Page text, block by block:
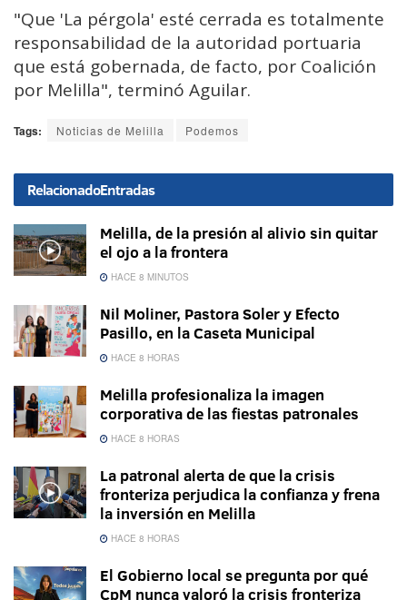
"Que 'La pérgola' esté cerrada es totalmente
responsabilidad de la autoridad portuaria
que está gobernada, de facto, por Coalición
por Melilla", terminó Aguilar.
Tags: Noticias de Melilla Podemos
RelacionadoEntradas
Melilla, de la presión al alivio sin quitar
el ojo a la frontera
HACE 8 MINUTOS
Nil Moliner, Pastora Soler y Efecto
Pasillo, en la Caseta Municipal
HACE 8 HORAS
Melilla profesionaliza la imagen
corporativa de las fiestas patronales
HACE 8 HORAS
La patronal alerta de que la crisis
fronteriza perjudica la confianza y frena
la inversión en Melilla
HACE 8 HORAS
El Gobierno local se pregunta por qué
CpM nunca valoró la crisis fronteriza